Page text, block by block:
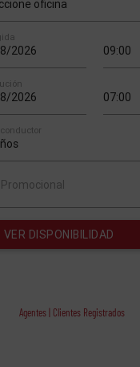
Agentes | Clientes Registrados